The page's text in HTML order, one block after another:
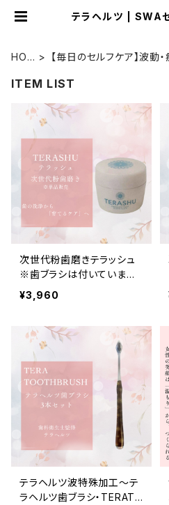
テラヘルツ | SWA
HO
【毎日のセルフケア】波動
ITEM LIST
次世代粉歯磨きテラッシュ
※歯ブラシは付いていませ
ん
¥3,960
テラヘルツ波特殊加工〜テ
ラヘルツ歯ブラシ・TERATO